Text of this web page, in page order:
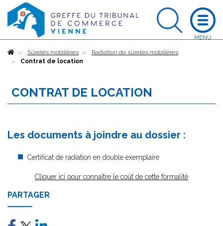
AccueilSûretés mobilières
Radiation de sûretés mobilières
Contrat de location
CONTRAT DE LOCATION
Les documents à joindre au dossier :
Certificat de radiation en double exemplaire
Cliquer ici pour connaître le coût de cette formalité
PARTAGER